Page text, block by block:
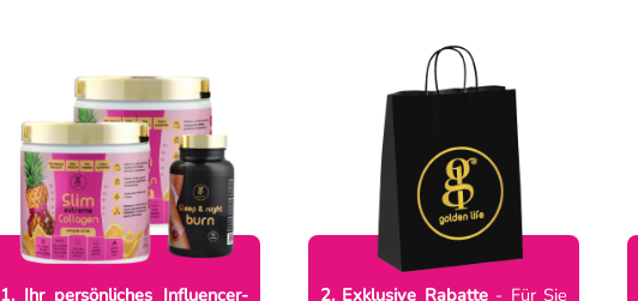
1. Ihr persönliches Influencer-
2. Exklusive Rabatte- Für Sie